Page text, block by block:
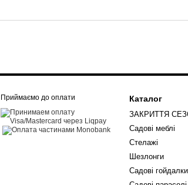
Приймаємо до оплати Каталог
ЗАКРИТТЯ
Садові меблі
Стелажі
Шезлонги
Садові гойдалки